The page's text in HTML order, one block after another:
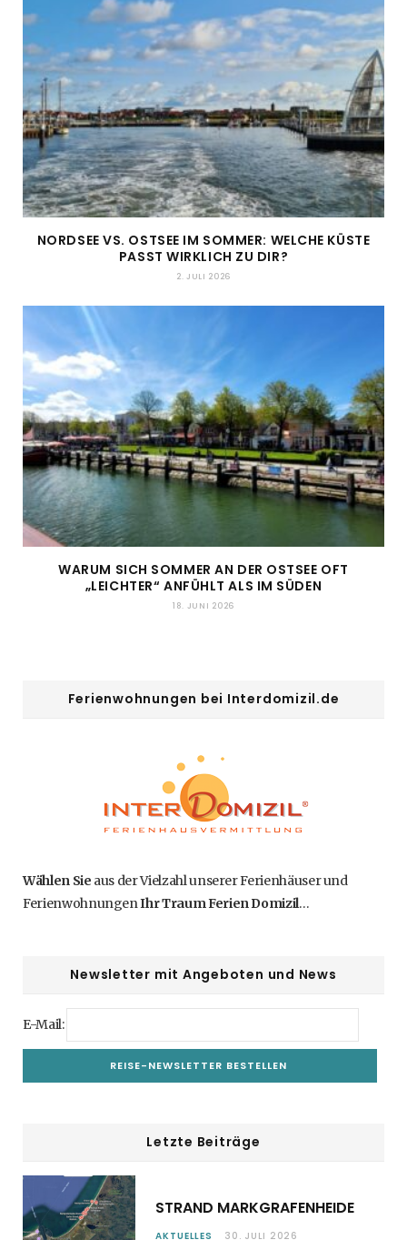
NORDSEE VS. OSTSEE IM SOMMER: WELCHE KÜSTE
PASST WIRKLICH ZU DIR?
2. JULI 2026
WARUM SICH SOMMER AN DER OSTSEE OFT
„LEICHTER“ ANFÜHLT ALS IM SÜDEN
18. JUNI 2026
Ferienwohnungen bei Interdomizil.de
Wählen Sie aus der Vielzahl unserer Ferienhäuser und
FerienwohnungenIhr Traum Ferien Domizil…
Newsletter mit Angeboten und News
E-Mail:
Letzte Beiträge
STRAND MARKGRAFENHEIDE
AKTUELLES 30. JULI 2026